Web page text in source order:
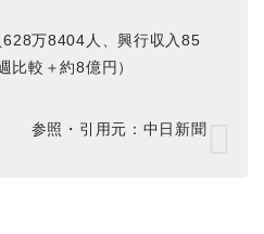
万8404人、興行収入85
比較＋約8億円）
参照・引用元：中日新聞